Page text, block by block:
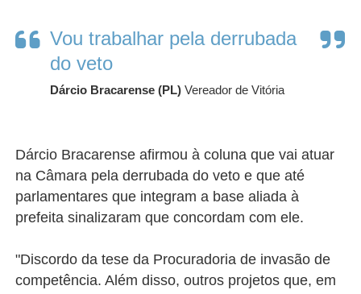
Vou trabalhar pela derrubada
do veto
Dárcio Bracarense (PL) Vereador de Vitória
Dárcio Bracarense afirmou à coluna que vai atuar
na Câmara pela derrubada do veto e que até
parlamentares que integram a base aliada à
prefeita sinalizaram que concordam com ele.
"Discordo da tese da Procuradoria de invasão de
competência. Além disso, outros projetos que, em